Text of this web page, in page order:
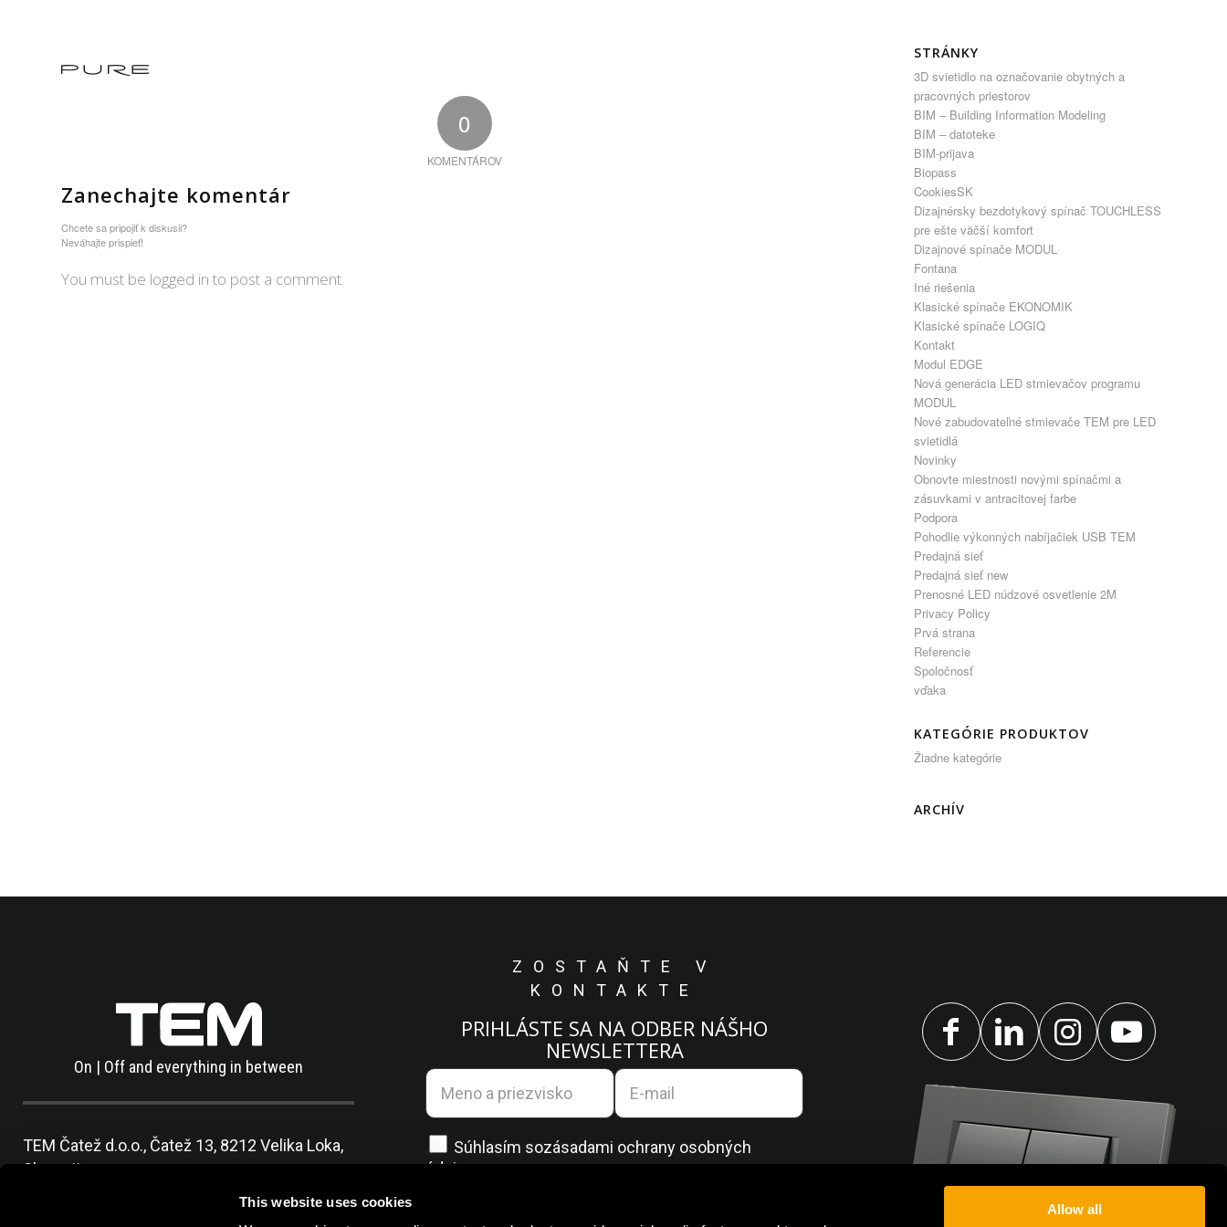
This website uses cookies
Allow all
0
KOMENTÁROV
Zanechajte komentár
Chcete sa pripojiť k diskusii?
Neváhajte prispieť!
You must be logged in to post a comment.
STRÁNKY
3D svietidlo na označovanie obytných a
pracovných priestorov
BIM – Building Information Modeling
BIM – datoteke
BIM-prijava
Biopass
CookiesSK
Dizajnérsky bezdotykový spínač TOUCHLESS
pre ešte väčší komfort
Dizajnové spínače MODUL
Fontana
Iné riešenia
Klasické spínače EKONOMIK
Klasické spínače LOGIQ
Kontakt
Modul EDGE
Nová generácia LED stmievačov programu
MODUL
Nové zabudovateľné stmievače TEM pre LED
svietidlá
Novinky
Obnovte miestnosti novými spínačmi a
zásuvkami v antracitovej farbe
Podpora
Pohodlie výkonných nabíjačiek USB TEM
Predajná sieť
Predajná sieť new
Prenosné LED núdzové osvetlenie 2M
Privacy Policy
Prvá strana
Referencie
Spoločnosť
vďaka
KATEGÓRIE PRODUKTOV
Žiadne kategórie
ARCHÍV
On | Off and everything in between
TEM Čatež d.o.o., Čatež 13, 8212 Velika Loka,
Slovenija
info@tem.si
ZOSTAŇTE V
KONTAKTE
PRIHLÁSTE SA NA ODBER NÁŠHO
NEWSLETTERA
Súhlasím sozásadami ochrany osobných
údajov.